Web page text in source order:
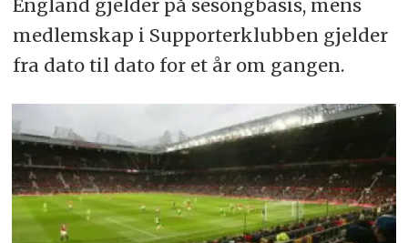
England gjelder på sesongbasis, mens
medlemskap i Supporterklubben gjelder
fra dato til dato for et år om gangen.